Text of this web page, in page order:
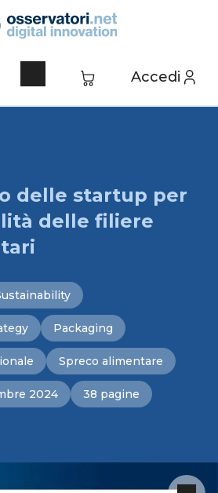
Accedi
delle startup per
delle filiere
Packaging
Spreco alimentare
2024 38 pagine